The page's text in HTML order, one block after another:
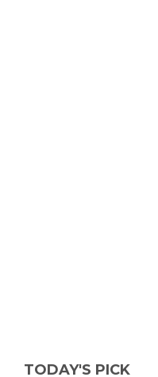
TODAY'S PICK